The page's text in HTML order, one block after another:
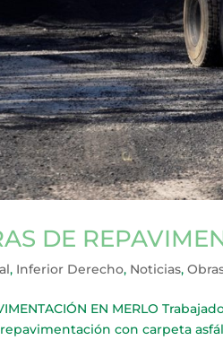
DE
, Inferior Derecho, Noticias,
EN MERLO
con carpeta